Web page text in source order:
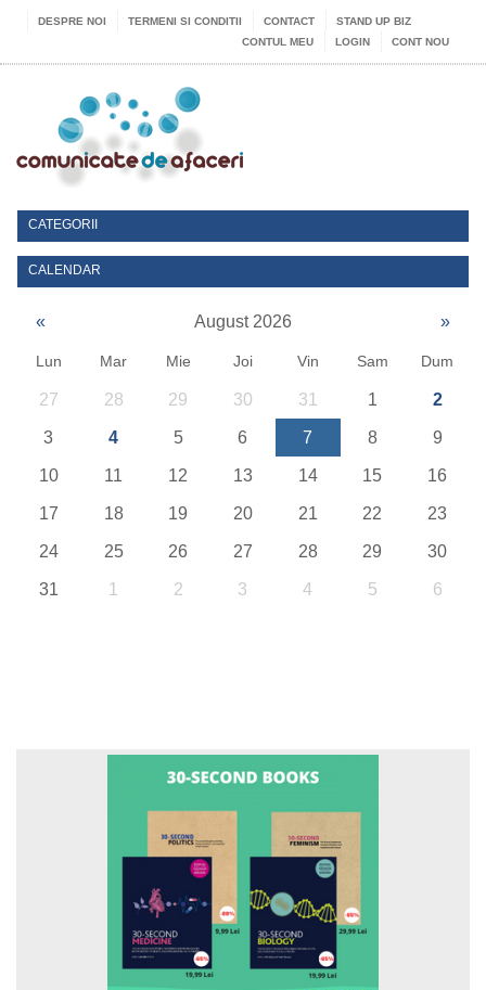
DESPRE NOI TERMENI SI CONDITII CONTACT
STAND UP BIZ
CONTUL MEU
LOGIN CONT NOU
CATEGORII
CALENDAR
« August 2026 »
Lun Mar Mie Joi Vin Sam Dum
27 28 29 30 31 1 2
3 4 5 6 7 8 9
10 11 12 13 14 15 16
17 18 19 20 21 22 23
24 25 26 27 28 29 30
31 1 2 3 4 5 6